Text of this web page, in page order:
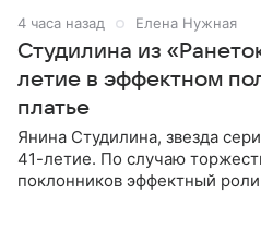
4 часа назад Елена Нужная
Студилина из
летие в эффектном
платье
Янина Студилина, звезда
41-летие. По случаю
поклонников эффектный